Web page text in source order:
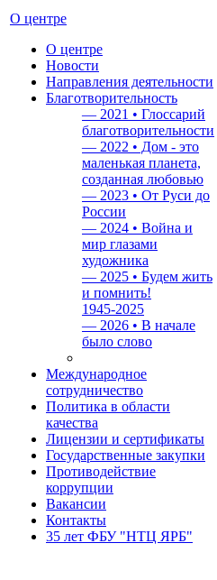
О центре
О центре
Новости
Направления деятельности
Благотворительность
— 2021 • Глоссарий
благотворительности
— 2022 • Дом - это
маленькая планета,
созданная любовью
— 2023 • От Руси до
России
— 2024 • Война и
мир глазами
художника
— 2025 • Будем жить
и помнить!
1945-2025
— 2026 • В начале
было слово
Международное
сотрудничество
Политика в области
качества
Лицензии и сертификаты
Государственные закупки
Противодействие
коррупции
Вакансии
Контакты
35 лет ФБУ "НТЦ ЯРБ"